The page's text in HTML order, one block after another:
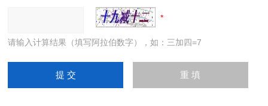
请输入计算结果（填写阿拉伯数字），如：三加四=7